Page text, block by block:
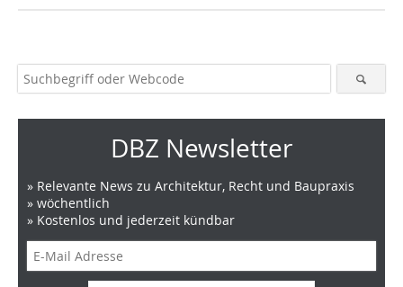
DBZ Newsletter
» Relevante News zu Architektur, Recht und Baupraxis
» wöchentlich
» Kostenlos und jederzeit kündbar